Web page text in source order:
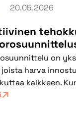
20.05.2026
on
joista harva
kaikkeen.